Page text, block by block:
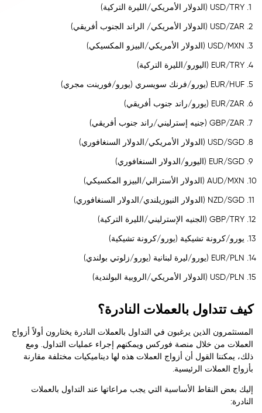
USD/TRY (الدولار الأمريكي/الليرة التركية)
USD/ZAR (الدولار الأمريكي/ الراند الجنوب أفريقي)
USD/MXN (الدولار الأمريكي/البيزو المكسيكي)
EUR/TRY (اليورو/الليرة التركية)
EUR/HUF (يورو/فرنك سويسري (يورو/فورينت مجري)
EUR/ZAR (يورو/راند جنوب أفريقي)
GBP/ZAR (جنيه إسترليني/راند جنوب أفريقي)
USD/SGD (الدولار الأمريكي/الدولار السنغافوري)
EUR/SGD (اليورو/الدولار السنغافوري)
AUD/MXN (الدولار الأسترالي/البيزو المكسيكي)
NZD/SGD (الدولار النيوزيلندي/الدولار السنغافوري)
GBP/TRY (الجنيه الإسترليني/الليرة التركية)
يورو/كرونة تشيكية (يورو/كرونة تشيكية)
EUR/PLN (يورو/ليرة لبنانية (يورو/زلوتي بولندي)
USD/PLN (الدولار الأمريكي/الروبية البولندية)
كيف تتداول بالعملات النادرة؟
المستثمرون الذين يرغبون في التداول بالعملات النادرة يختارون أولاً أزواج
العملات من خلال منصة فوركس ويمكنهم إجراء عمليات التداول. ومع
ذلك، يمكننا القول أن أزواج العملات هذه لها ديناميكيات مختلفة مقارنة
بأزواج العملات الرئيسية.
إليك بعض النقاط الأساسية التي يجب مراعاتها عند التداول بالعملات
النادرة: